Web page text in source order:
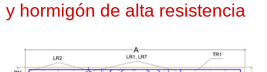
y hormigón de alta resistencia